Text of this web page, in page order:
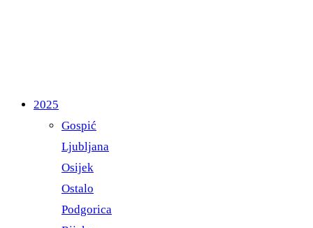
2025
Gospić
Ljubljana
Osijek
Ostalo
Podgorica